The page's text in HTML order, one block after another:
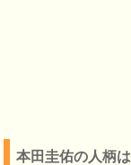
本田圭佑の人柄